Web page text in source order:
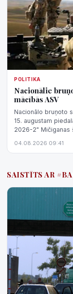
POLITIKA
Nacionālie
mācībās ASV
Nacionālo bruņoto
15. augustam
2026-2" Mičiganas
04.08.2026 09:41
SAISTĪTS AR